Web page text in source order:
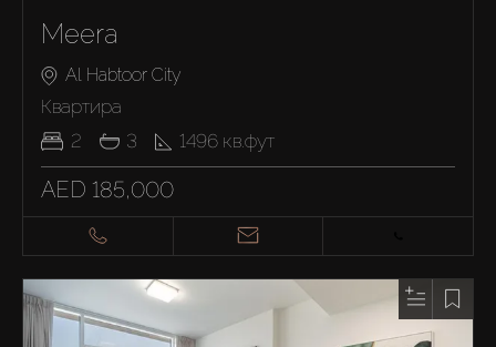
Meera
Al Habtoor City
Квартира
2
3 1496 кв.фут
AED 185,000